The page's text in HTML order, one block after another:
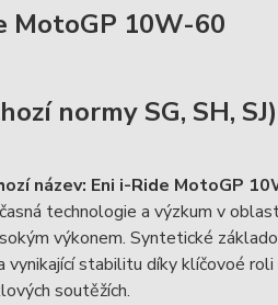
MotoGP 10W-60
normy SG, SH, SJ)
název: Eni i-Ride MotoGP
technologie a výzkum v
výkonem. Syntetické
stabilitu díky klíčovoé
soutěžích.